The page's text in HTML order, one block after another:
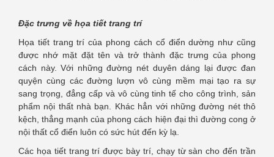
Đặc trưng về họa tiết trang trí
Họa tiết trang trí của phong cách cổ điển dường như cũng
được nhớ mặt đặt tên và trở thành đặc trưng của phong
cách này. Với những đường nét duyên dáng lại được đan
quyện cùng các đường lượn vô cùng mềm mại tạo ra sự
sang trọng, đẳng cấp và vô cùng tinh tế cho công trình, sản
phẩm nội thất nhà bạn. Khác hẳn với những đường nét thô
kệch, thẳng mạnh của phong cách hiện đại thì đường cong ở
nội thất cổ điển luôn có sức hút đến kỳ lạ.
Các họa tiết trang trí được bày trí, chạy từ sàn cho đến trần